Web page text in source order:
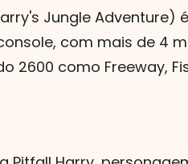
Jungle Adventure)
com mais de 4
2600 como Freeway,